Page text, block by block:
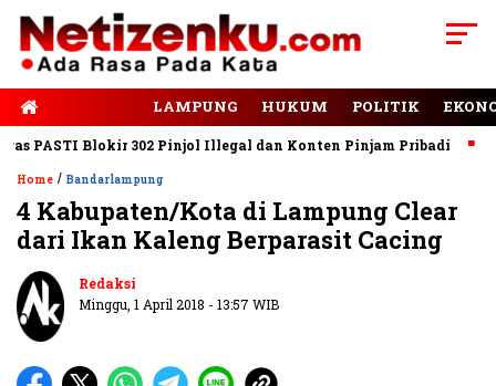
LAMPUNG HUKUM POLITIK
Blokir 302 Pinjol Illegal dan Konten Pinjam Pribadi
Home / Bandarlampung
4 Kabupaten/Kota di Lampung Clear
dari Ikan Kaleng Berparasit Cacing
Redaksi
Minggu, 1 April 2018 - 13:57 WIB